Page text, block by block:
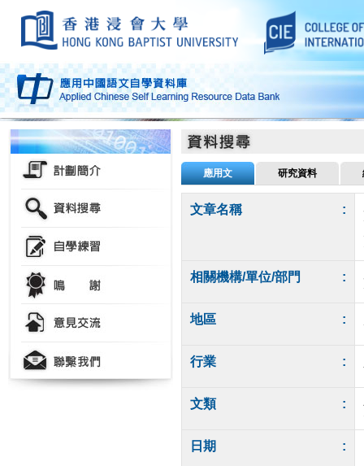
應用文 研究資料
文章名稱 :
相關機構/單位/部門 :
地區 :
行業 :
文類 :
日期 :